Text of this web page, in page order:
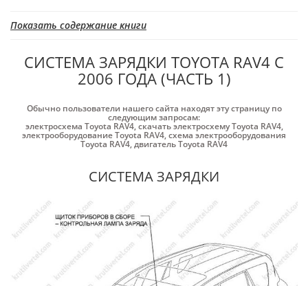
Показать содержание книги
СИСТЕМА ЗАРЯДКИ TOYOTA RAV4 С
2006 ГОДА (ЧАСТЬ 1)
Обычно пользователи нашего сайта находят эту страницу по
следующим запросам:
электросхема Toyota RAV4,скачать электросхему Toyota RAV4,
электрооборудование Toyota RAV4,схема электрооборудования
Toyota RAV4,двигатель Toyota RAV4
СИСТЕМА ЗАРЯДКИ